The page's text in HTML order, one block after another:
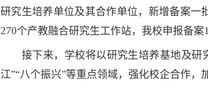
研究生培养单位及其合作单位，新增备案一
270个产教融合研究生工作站，我校申报备案
接下来，学校将以研究生培养基地及研
江”“八个振兴”等重点领域，强化校企合作